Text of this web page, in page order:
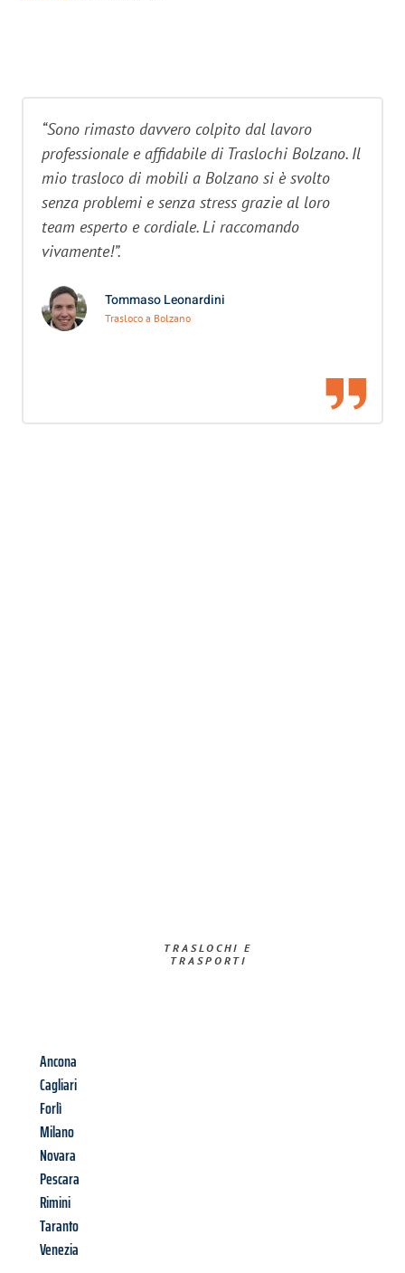
“Sono rimasto davvero colpito dal lavoro
professionale e affidabile di Traslochi Bolzano. Il
mio trasloco di mobili a Bolzano si è svolto
senza problemi e senza stress grazie al loro
team esperto e cordiale. Li raccomando
vivamente!”.
Tommaso Leonardini
Trasloco a Bolzano
TRASLOCHI E
TRASPORTI​
Ancona
Cagliari
Forlì
Milano
Novara
Pescara
Rimini
Taranto
Venezia